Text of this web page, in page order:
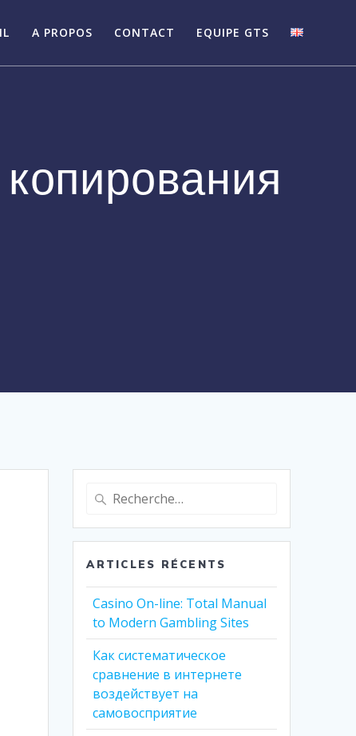
A PROPOS CONTACT EQUIPE GTS
Recherche
:
ARTICLES RÉCENTS
Casino On-line: Total Manual
to Modern Gambling Sites
Как систематическое
сравнение в интернете
воздействует на
самовосприятие